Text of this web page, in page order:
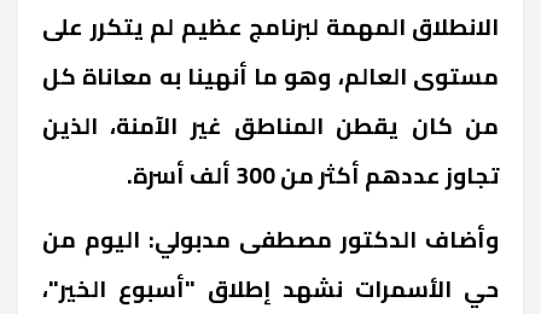
الانطلاق المهمة لبرنامج عظيم لم يتكرر على
مستوى العالم، وهو ما أنهينا به معاناة كل
من كان يقطن المناطق غير الآمنة، الذين
تجاوز عددهم أكثر من 300 ألف أسرة.
وأضاف الدكتور مصطفى مدبولي: اليوم من
حي الأسمرات نشهد إطلاق "أسبوع الخير"،